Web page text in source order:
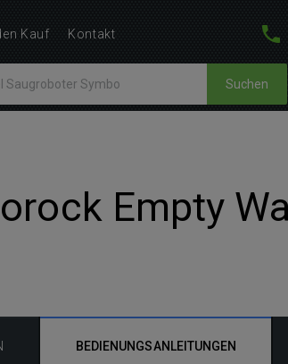
Suchen
Empty
BEDIENUNGSANLEITUNGEN
Kauf Kontakt